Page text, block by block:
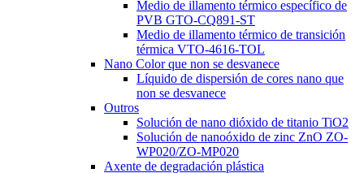
Medio de illamento térmico específico de
PVB GTO-CQ891-ST
Medio de illamento térmico de transición
térmica VTO-4616-TOL
Nano Color que non se desvanece
Líquido de dispersión de cores nano que
non se desvanece
Outros
Solución de nano dióxido de titanio TiO2
Solución de nanoóxido de zinc ZnO ZO-
WP020/ZO-MP020
Axente de degradación plástica